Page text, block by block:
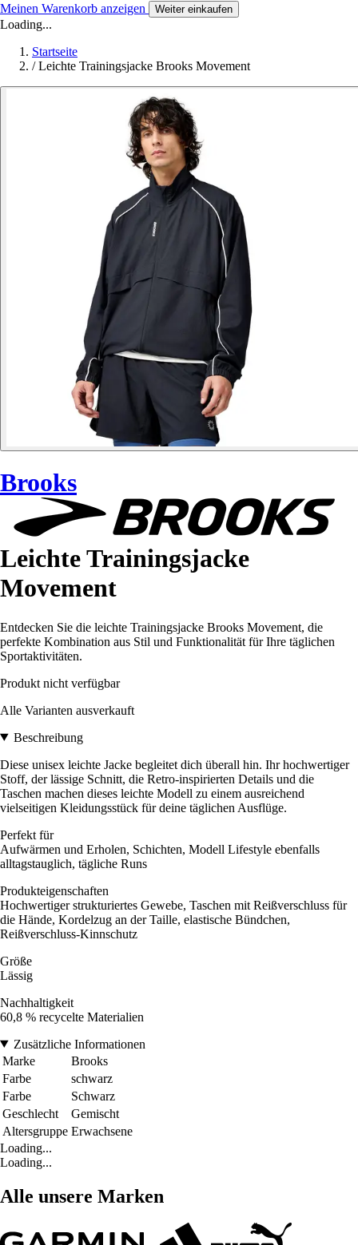
Meinen Warenkorb anzeigen Weiter einkaufen
Loading...
Startseite
/ Leichte Trainingsjacke Brooks Movement
Brooks
Leichte Trainingsjacke
Movement
Entdecken Sie die leichte Trainingsjacke Brooks Movement, die
perfekte Kombination aus Stil und Funktionalität für Ihre täglichen
Sportaktivitäten.
Produkt nicht verfügbar
Alle Varianten ausverkauft
Beschreibung
Diese unisex leichte Jacke begleitet dich überall hin. Ihr hochwertiger
Stoff, der lässige Schnitt, die Retro-inspirierten Details und die
Taschen machen dieses leichte Modell zu einem ausreichend
vielseitigen Kleidungsstück für deine täglichen Ausflüge.
Perfekt für
Aufwärmen und Erholen, Schichten, Modell Lifestyle ebenfalls
alltagstauglich, tägliche Runs
Produkteigenschaften
Hochwertiger strukturiertes Gewebe, Taschen mit Reißverschluss für
die Hände, Kordelzug an der Taille, elastische Bündchen,
Reißverschluss-Kinnschutz
Größe
Lässig
Nachhaltigkeit
60,8 % recycelte Materialien
Zusätzliche Informationen
Marke
Brooks
Farbe
schwarz
Farbe
Schwarz
Geschlecht
Gemischt
Altersgruppe Erwachsene
Loading...
Loading...
Alle unsere Marken